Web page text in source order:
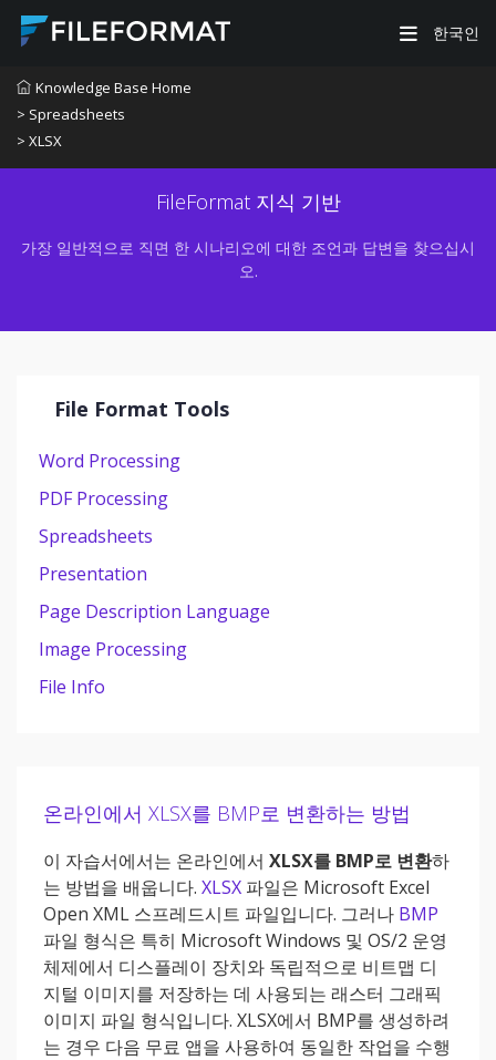
한국인
Knowledge Base Home
> Spreadsheets
> XLSX
FileFormat 지식 기반
가장 일반적으로 직면 한 시나리오에 대한 조언과 답변을 찾으십시
오.
File Format Tools
Word Processing
PDF Processing
Spreadsheets
Presentation
Page Description Language
Image Processing
File Info
온라인에서 XLSX를 BMP로 변환하는 방법
이 자습서에서는 온라인에서 XLSX를 BMP로 변환하
는 방법을 배웁니다. XLSX 파일은 Microsoft Excel
Open XML 스프레드시트 파일입니다. 그러나 BMP
파일 형식은 특히 Microsoft Windows 및 OS/2 운영
체제에서 디스플레이 장치와 독립적으로 비트맵 디
지털 이미지를 저장하는 데 사용되는 래스터 그래픽
이미지 파일 형식입니다. XLSX에서 BMP를 생성하려
는 경우 다음 무료 앱을 사용하여 동일한 작업을 수행